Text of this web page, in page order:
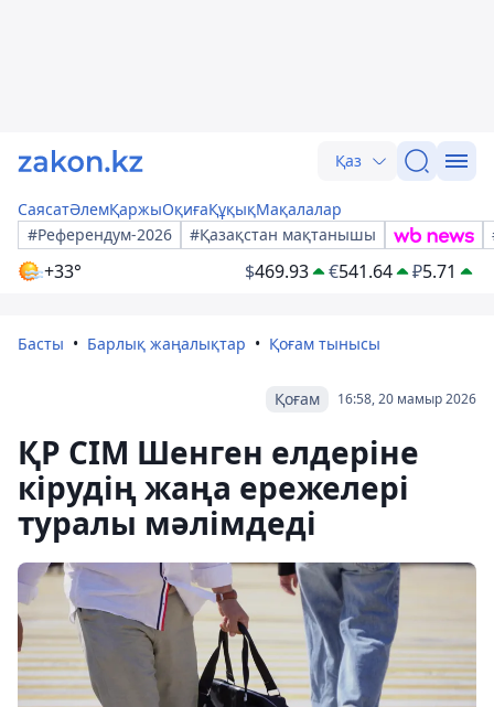
Қаз
СаясатӘлемҚаржыОқиғаҚұқықМақалалар
#Референдум-2026
#Қазақстан мақтанышы
+33° $469.93 €541.64 ₽5.71
Басты Барлық жаңалықтар Қоғам тынысы
16:58, 20 мамыр 2026
Қоғам
ҚР СІМ Шенген елдеріне
кірудің жаңа ережелері
туралы мәлімдеді